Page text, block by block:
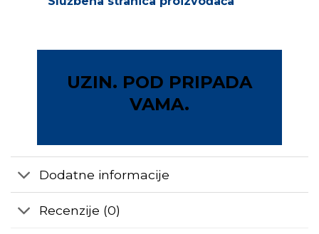
UZIN. POD PRIPADA
VAMA.
Dodatne informacije
Recenzije (0)